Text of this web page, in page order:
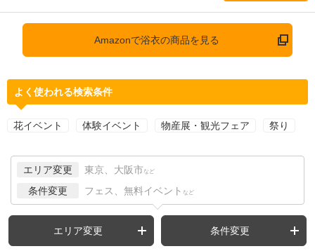
Amazonで浴衣の商品を見る
よく使われる検索条件
花イベント 体験イベント 物産展・観光フェア 祭り
エリア変更 東京、大阪市 など
条件変更 フェス、無料イベント など
エリア変更 条件変更